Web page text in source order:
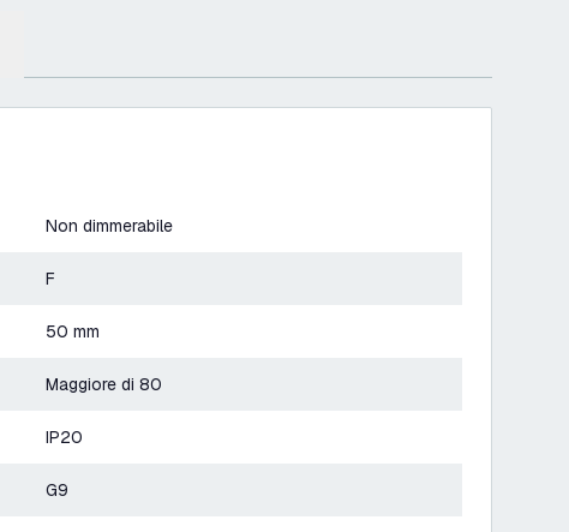
Non dimmerabile
F
50 mm
Maggiore di 80
IP20
G9